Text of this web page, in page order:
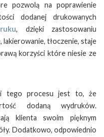
pozwolą na poprawienie
dodanej drukowanych
, dzięki zastosowaniu
tłoczenie, staje
korzyści które niesie ze
tego procesu jest to, że
dodaną wydruków.
klienta swoim pięknym
Dodatkowo, odpowiednio